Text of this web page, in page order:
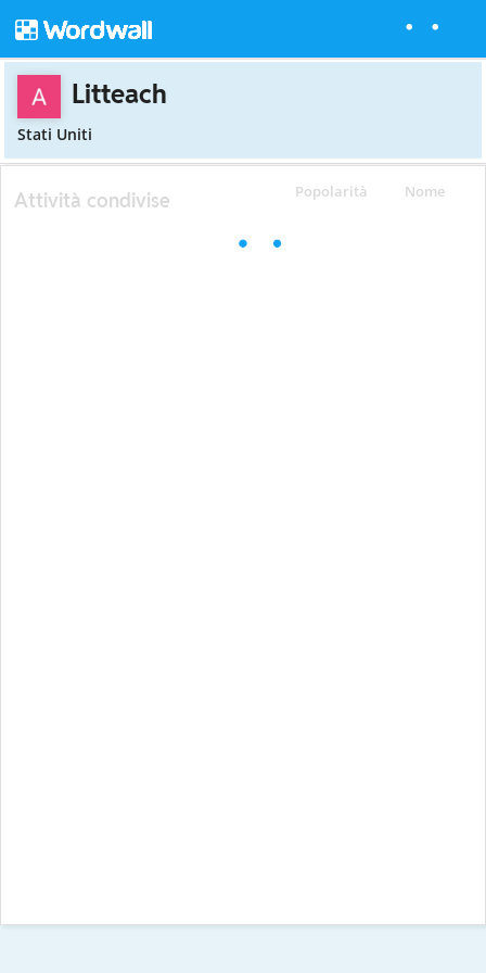
Litteach
Stati Uniti
Popolarità Nome
Attività condivise